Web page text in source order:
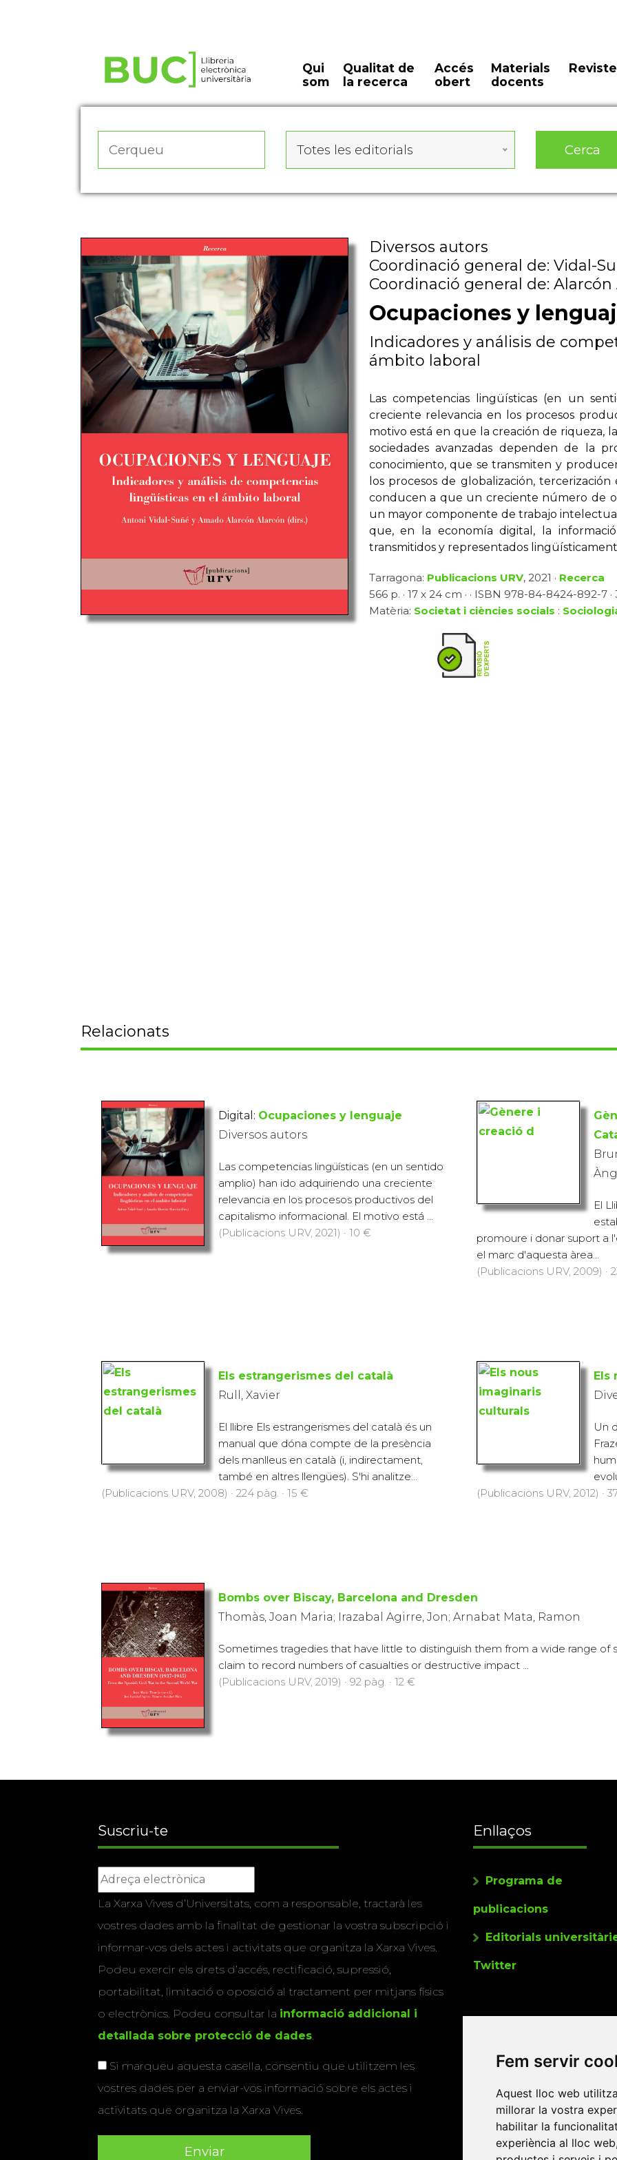
Fem servir
Aquest lloc web
millorar la vostra
habilitar la
experiència al lloc web,
Qui
som
Qualitat de
la recerca
Accés
obert
Materials
docents
Totes les editorials Cerca
Diversos autors
Coordinació general de: Vidal-
Coordinació general de:
Ocupaciones y
Indicadores y análisis de
ámbito laboral
Las competencias lingüísticas (en un
creciente relevancia en los procesos
motivo está en que la creación de riqueza,
sociedades avanzadas dependen de la
conocimiento, que se transmiten y
los procesos de globalización,
conducen a que un creciente número de
un mayor componente de trabajo
que, en la economía digital, la
transmitidos y representados
Tarragona: Publicacions URV, 2021 · Recerca
566 p. · 17 x 24 cm · · ISBN 978-84-8424-892-7 ·
Matèria: Societat i ciències socials :
Relacionats
Digital: Ocupaciones y lenguaje
Diversos autors
Las competencias lingüísticas (en un sentido
amplio) han ido adquiriendo una creciente
relevancia en los procesos productivos del
capitalismo informacional. El motivo está ...
(Publicacions URV, 2021) · 10 €
El
promoure i donar suport a
el marc d'aquesta àrea...
(Publicacions URV, 2009) ·
Els estrangerismes del català
Rull, Xavier
El llibre Els estrangerismes del català és un
manual que dóna compte de la presència
dels manlleus en català (i, indirectament,
també en altres llengües). S'hi analitze...
(Publicacions URV, 2008) · 224 pàg. · 15 €
Els
Un
(Publicacions URV, 2012) ·
Bombs over Biscay, Barcelona and Dresden
Thomàs, Joan Maria; Irazabal Agirre, Jon; Arnabat Mata, Ramon
Sometimes tragedies that have little to distinguish them from a wide range of
claim to record numbers of casualties or destructive impact ...
(Publicacions URV, 2019) · 92 pàg. · 12 €
Suscriu-te
La Xarxa Vives d’Universitats, com a responsable, tractarà les
vostres dades amb la finalitat de gestionar la vostra subscripció i
informar-vos dels actes i activitats que organitza la Xarxa Vives.
Podeu exercir els drets d’accés, rectificació, supressió,
portabilitat, limitació o oposició al tractament per mitjans físics
o electrònics. Podeu consultar la informació addicional i
detallada sobre protecció de dades
Si marqueu aquesta casella, consentiu que utilitzem les
vostres dades per a enviar-vos informació sobre els actes i
activitats que organitza la Xarxa Vives.
Enllaços
Programa de
publicacions
Editorials
Twitter